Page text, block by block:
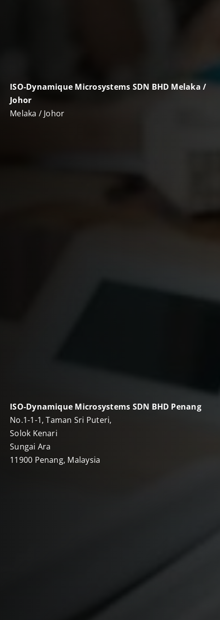
ISO-Dynamique Microsystems SDN BHD Melaka /
Johor
Melaka / Johor
ISO-Dynamique Microsystems SDN BHD Penang
No.1-1-1, Taman Sri Puteri,
Solok Kenari
Sungai Ara
11900 Penang, Malaysia